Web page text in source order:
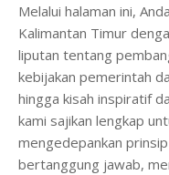
Melalui halaman ini,
Kalimantan Timur
liputan tentang
kebijakan pemerintah
hingga kisah inspiratif
kami sajikan lengkap
mengedepankan
bertanggung jawab,